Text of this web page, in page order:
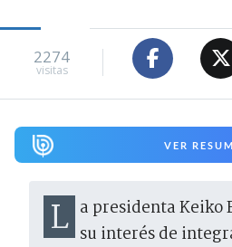
2274
visitas
VER
La presidenta Keiko Fujimori expresó su interés de